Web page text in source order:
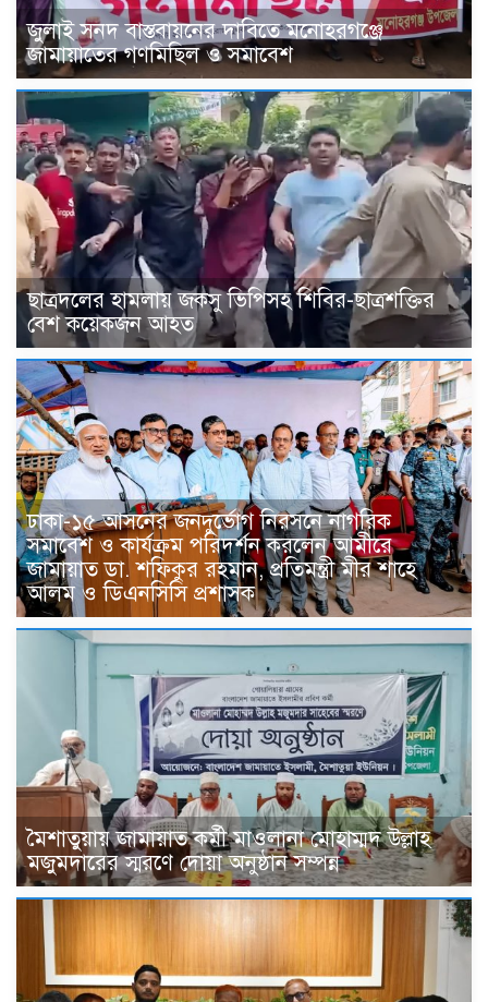
জুলাই সনদ বাস্তবায়নের দাবিতে মনোহরগঞ্জে
জামায়াতের গণমিছিল ও সমাবেশ
ছাত্রদলের হামলায় জকসু ভিপিসহ শিবির-ছাত্রশক্তির
বেশ কয়েকজন আহত
ঢাকা-১৫ আসনের জনদুর্ভোগ নিরসনে নাগরিক
সমাবেশ ও কার্যক্রম পরিদর্শন করলেন আমীরে
জামায়াত ডা. শফিকুর রহমান, প্রতিমন্ত্রী মীর শাহে
আলম ও ডিএনসিসি প্রশাসক
মৈশাতুয়ায় জামায়াত কর্মী মাওলানা মোহাম্মদ উল্লাহ
মজুমদারের স্মরণে দোয়া অনুষ্ঠান সম্পন্ন